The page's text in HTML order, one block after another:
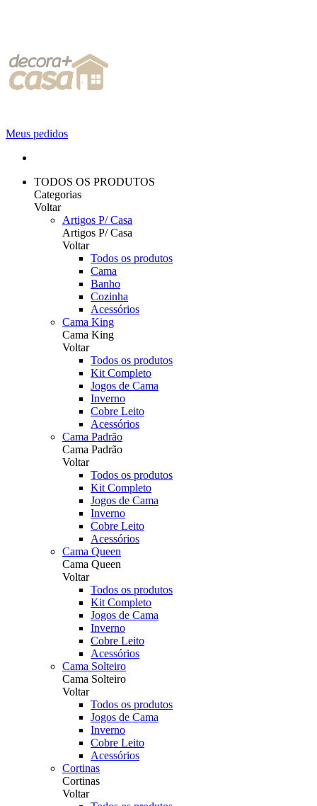
Meus pedidos
TODOS OS PRODUTOS
Categorias
Voltar
Artigos P/ Casa
Artigos P/ Casa
Voltar
Todos os produtos
Cama
Banho
Cozinha
Acessórios
Cama King
Cama King
Voltar
Todos os produtos
Kit Completo
Jogos de Cama
Inverno
Cobre Leito
Acessórios
Cama Padrão
Cama Padrão
Voltar
Todos os produtos
Kit Completo
Jogos de Cama
Inverno
Cobre Leito
Acessórios
Cama Queen
Cama Queen
Voltar
Todos os produtos
Kit Completo
Jogos de Cama
Inverno
Cobre Leito
Acessórios
Cama Solteiro
Cama Solteiro
Voltar
Todos os produtos
Jogos de Cama
Inverno
Cobre Leito
Acessórios
Cortinas
Cortinas
Voltar